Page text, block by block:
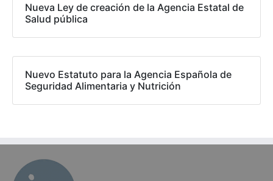
Nueva Ley de creación de la Agencia Estatal de
Salud pública
Nuevo Estatuto para la Agencia Española de
Seguridad Alimentaria y Nutrición